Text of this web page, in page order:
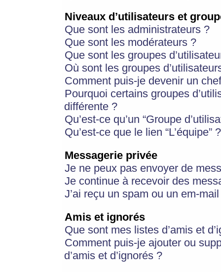
Niveaux d’utilisateurs et
Que sont les administrateurs ?
Que sont les modérateurs ?
Que sont les groupes
Où sont les groupes
Comment puis-je devenir un
Pourquoi certains groupes
différente ?
Qu’est-ce qu’un “Groupe
Qu’est-ce que le lien “L’équipe” ?
Messagerie privée
Je ne peux pas envoyer de
Je continue à recevoir des
J’ai reçu un spam ou un em-
Amis et ignorés
Que sont mes listes d’amis et
Comment puis-je ajouter ou
d’amis et d’ignorés ?